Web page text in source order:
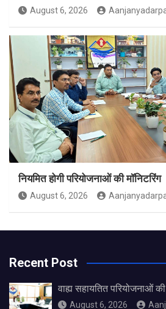
August 6, 2026
नियमित होगी परियोजनाओं की मॉनिटरिंग
August 6, 2026
Recent Post
वाह्य सहायतित परियोजनाओं की
August 6, 2026